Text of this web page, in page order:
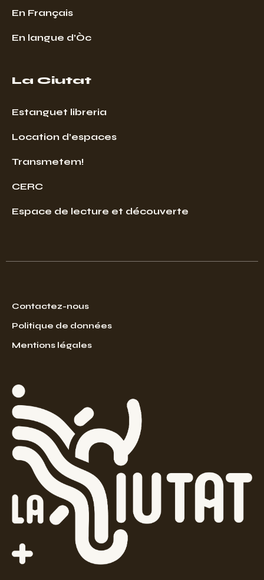
En Français
En langue d’Òc
La Ciutat
Estanguet libreria
Location d’espaces
Transmetem!
CERC
Espace de lecture et découverte
Contactez-nous
Politique de données
Mentions légales